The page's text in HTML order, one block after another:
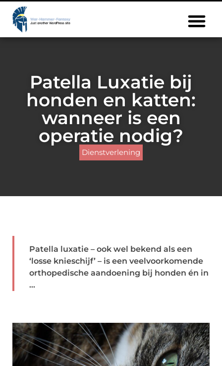
Patella Luxatie bij
honden en katten:
wanneer is een
operatie nodig?
Dienstverlening
Patella luxatie – ook wel bekend als een
‘losse knieschijf’ – is een veelvoorkomende
orthopedische aandoening bij honden én in
...